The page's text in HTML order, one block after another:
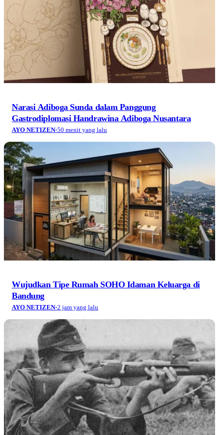
Narasi Adiboga Sunda dalam Panggung
Gastrodiplomasi Handrawina Adiboga Nusantara
AYO NETIZEN·50 menit yang lalu
Wujudkan Tipe Rumah SOHO Idaman Keluarga di
Bandung
AYO NETIZEN·2 jam yang lalu